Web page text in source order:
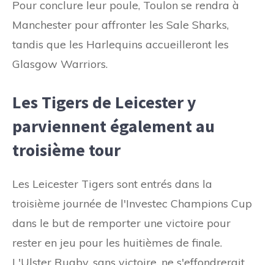
Pour conclure leur poule, Toulon se rendra à
Manchester pour affronter les Sale Sharks,
tandis que les Harlequins accueilleront les
Glasgow Warriors.
Les Tigers de Leicester y
parviennent également au
troisième tour
Les Leicester Tigers sont entrés dans la
troisième journée de l'Investec Champions Cup
dans le but de remporter une victoire pour
rester en jeu pour les huitièmes de finale.
L'Ulster Rugby, sans victoire, ne s'effondrerait